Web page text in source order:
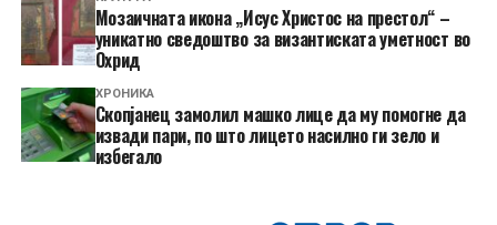
Мозаичната икона „Исус Христос на престол“ –
уникатно сведоштво за византиската уметност во
Охрид
ХРОНИКА
Скопјанец замолил машко лице да му помогне да
извади пари, по што лицето насилно ги зело и
избегало